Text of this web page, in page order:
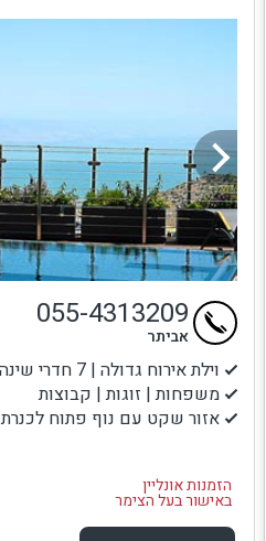
וילת אירוח גדולה | 7 חדרי שינה בסגנון סוויטות
משפחות | זוגות | קבוצות
אזור שקט עם נוף פתוח לכנרת
הזמנות אונליין
באישור בעל הצימר
055-4313209
אביתר